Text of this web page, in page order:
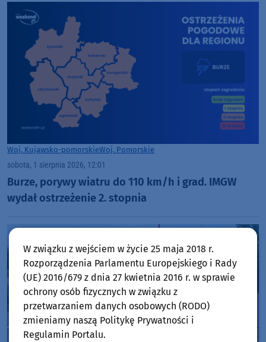
Woj. Kujawsko-pomorskieWoj. Pomorskie
sobota, 1 sierpnia 2026, 12:01
Burze, porywy wiatru do 110 km/h i grad. IMGW
wydał ostrzeżenie 2. stopnia
W związku z wejściem w życie 25 maja 2018 r.
Rozporządzenia Parlamentu Europejskiego i Rady
(UE) 2016/679 z dnia 27 kwietnia 2016 r. w sprawie
ochrony osób fizycznych w związku z
przetwarzaniem danych osobowych (RODO)
zmieniamy naszą Politykę Prywatności i
Regulamin Portalu.